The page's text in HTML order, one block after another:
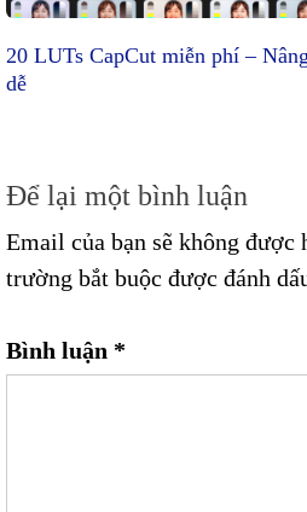
20 LUTs CapCut miễn phí –
dễ
Để lại một bình luận
Email của bạn sẽ không được
trường bắt buộc được đánh
Bình luận *